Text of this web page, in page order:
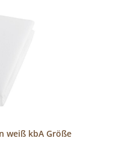
weiß kbA Größe